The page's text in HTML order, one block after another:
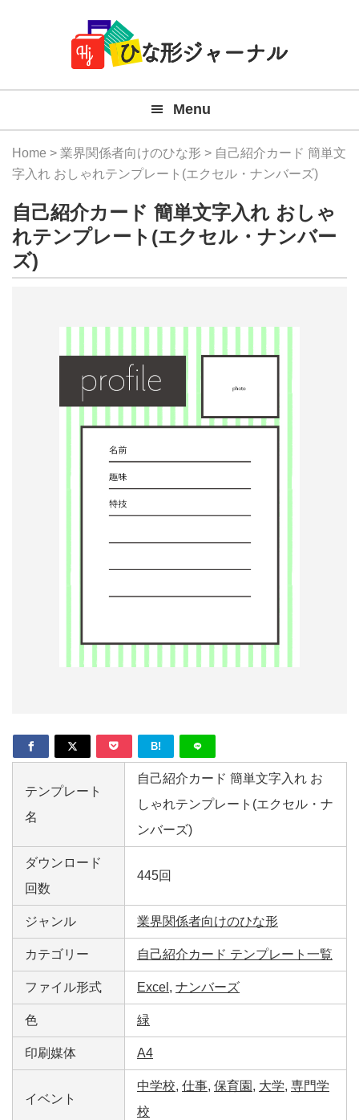
Navigation
料
テ
プ
レ
ー
ト
『ひ
な
形
ャ
ナ
Menu
Home > 業界関係者向けのひな形 > 自己紹介カード 簡単文
字入れ おしゃれテンプレート(エクセル・ナンバーズ)
自己紹介カード 簡単文字入れ おしゃ
れテンプレート(エクセル・ナンバー
ズ)
B!
テンプレート
名
自己紹介カード 簡単文字入れ お
しゃれテンプレート(エクセル・ナ
ンバーズ)
ダウンロード
回数
445回
ジャンル 業界関係者向けのひな形
カテゴリー 自己紹介カード テンプレート一覧
ファイル形式 Excel , ナンバーズ
色 緑
印刷媒体 A4
イベント
中学校, 仕事, 保育園 , 大学, 専門学
校